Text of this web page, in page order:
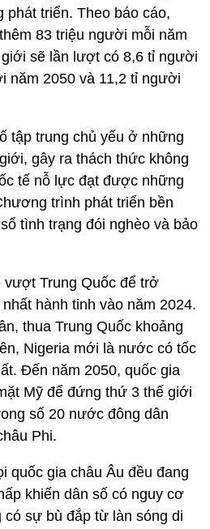
triển. Theo báo cáo,
83 triệu người mỗi năm
sẽ lần lượt có 8,6 tỉ người
năm 2050 và 11,2 tỉ người
tập trung chủ yếu ở những
gây ra thách thức không
tế nỗ lực đạt được những
trình phát triển bền
tình trạng đói nghèo và bảo
Trung Quốc để trở
hành tinh vào năm 2024.
thua Trung Quốc khoảng
Nigeria mới là nước có tốc
Đến năm 2050, quốc gia
Mỹ để đứng thứ 3 thế giới
số 20 nước đông dân
Phi.
quốc gia châu Âu đều đang
khiến dân số có nguy cơ
có sự bù đắp từ làn sóng di